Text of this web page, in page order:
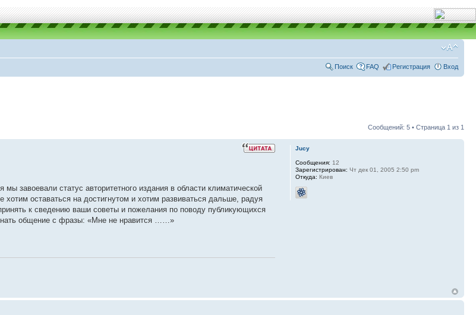
Поиск FAQ Регистрация Вход
Сообщений: 5 • Страница 1 из 1
завоевали статус авторитетного издания в области климатической
оставаться на достигнутом и хотим развиваться дальше, радуя
к сведению ваши советы и пожелания по поводу публикующихся
общение с фразы: «Мне не нравится ……»
Jucy
Сообщения: 12
Зарегистрирован: Чт дек 01, 2005 2:50 pm
Откуда: Киев